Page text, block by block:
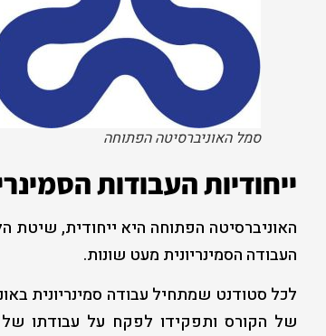
סמל האוניברסיטה הפתוחה
ייחודיות העבודות
האוניברסיטה הפתוחה היא ייחודית, שיטת
העבודה הסמינריונית מעט שונות.
לכל סטודנט שמתחיל עבודה סמינריונית
של הקורס ותפקידו לפקח על עבודתו